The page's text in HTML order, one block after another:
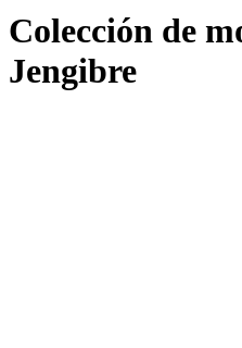
Colección de
Jengibre